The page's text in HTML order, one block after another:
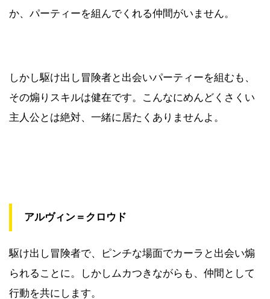
か、パーティーを組んでくれる仲間がいません。
しかし駆け出し冒険者と出会いパーティーを組むも、
その煽りスキルは健在です。こんなにめんどくさくい
主人公とは絶対、一緒に居たくありませんよ。
アルヴィン＝クロウド
駆け出し冒険者で、ピンチな場面でカーラと出会い煽
られることに。しかしムカつきながらも、仲間として
行動を共にします。